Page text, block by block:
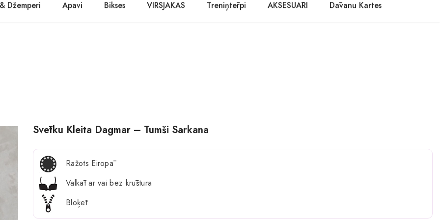
PASŪTĪT TŪLĪT! Prece tiks piegādāta 1-3 dienu laikā.
Džemperi Apavi Bikses VIRSJAKAS Treniņtērpi AKSESUĀRI Dāvanu Kartes
Svētku Kleita Dagmar – Tumši Sarkana
Ražots Eiropā
Valkāt ar vai bez krūštura
Bloķēt